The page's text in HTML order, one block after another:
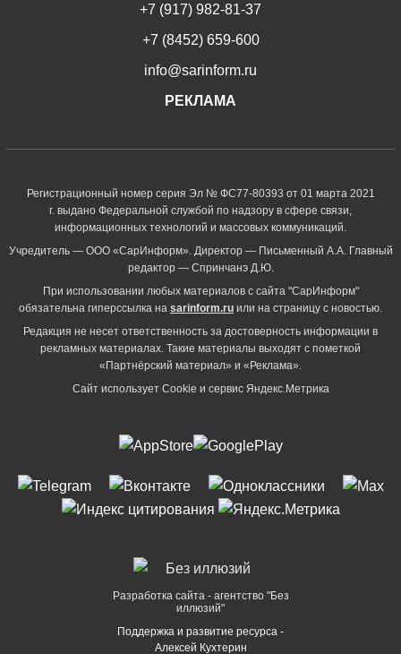
+7 (917) 982-81-37
+7 (8452) 659-600
info@sarinform.ru
РЕКЛАМА
Регистрационный номер серия Эл № ФС77-80393 от 01 марта 2021
г. выдано Федеральной службой по надзору в сфере связи,
информационных технологий и массовых коммуникаций.
Учредитель — ООО «СарИнформ». Директор — Письменный А.А. Главный
редактор — Спринчанэ Д.Ю.
При использовании любых материалов с сайта "СарИнформ"
обязательна гиперссылка на sarinform.ru или на страницу с новостью.
Редакция не несет ответственность за достоверность информации в
рекламных материалах. Такие материалы выходят с пометкой
«Партнёрский материал» и «Реклама».
Сайт использует Cookie и сервиc Яндекс.Метрика
Разработка сайта - агентство "Без
иллюзий"
Поддержка и развитие ресурса -
Алексей Кухтерин